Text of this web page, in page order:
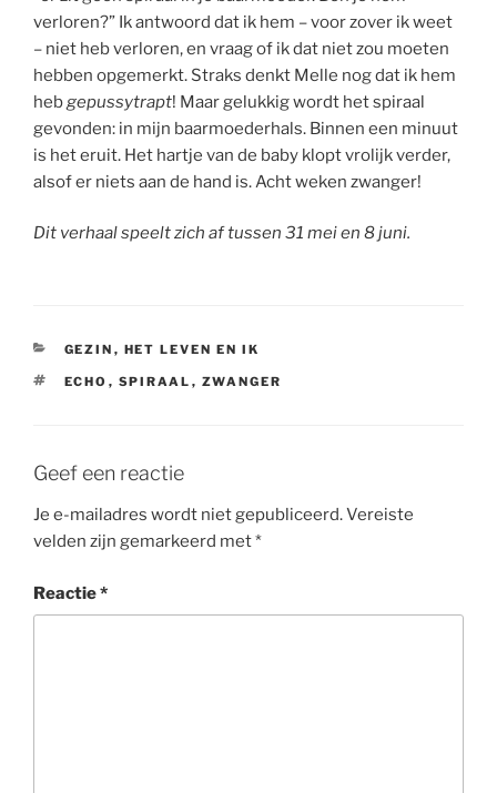
verloren?” Ik antwoord dat ik hem – voor zover ik weet
– niet heb verloren, en vraag of ik dat niet zou moeten
hebben opgemerkt. Straks denkt Melle nog dat ik hem
hebgepussytrapt! Maar gelukkig wordt het spiraal
gevonden: in mijn baarmoederhals. Binnen een minuut
is het eruit. Het hartje van de baby klopt vrolijk verder,
alsof er niets aan de hand is. Acht weken zwanger!
Dit verhaal speelt zich af tussen 31 mei en 8 juni.
CATEGORIEËN
GEZIN , HET LEVEN EN IK
TAGS
ECHO , SPIRAAL , ZWANGER
Geef een reactie
Je e-mailadres wordt niet gepubliceerd.Vereiste
velden zijn gemarkeerd met*
Reactie*